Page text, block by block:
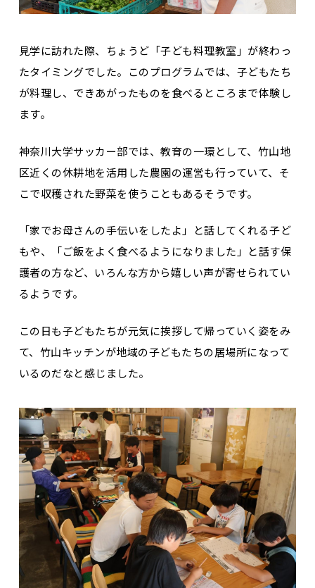
見学に訪れた際、ちょうど「子ども料理教室」が終わっ
たタイミングでした。このプログラムでは、子どもたち
が料理し、できあがったものを食べるところまで体験し
ます。
神奈川大学サッカー部では、教育の一環として、竹山地
区近くの休耕地を活用した農園の運営も行っていて、そ
こで収穫された野菜を使うこともあるそうです。
「家でお母さんの手伝いをしたよ」と話してくれる子ど
もや、「ご飯をよく食べるようになりました」と話す保
護者の方など、いろんな方から嬉しい声が寄せられてい
るようです。
この日も子どもたちが元気に挨拶して帰っていく姿をみ
て、竹山キッチンが地域の子どもたちの居場所になって
いるのだなと感じました。